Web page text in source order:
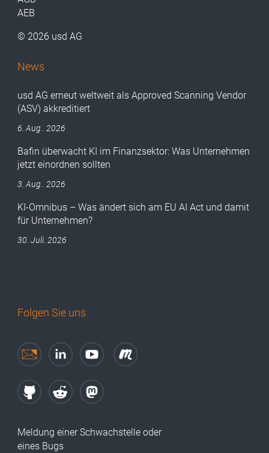
AEB
© 2026 usd AG
News
usd AG erneut weltweit als Approved Scanning Vendor
(ASV) akkreditiert
6. Aug.. 2026
Bafin überwacht KI im Finanzsektor: Was Unternehmen
jetzt einordnen sollten
3. Aug.. 2026
KI-Omnibus – Was ändert sich am EU AI Act und damit
für Unternehmen?
30. Juli. 2026
Folgen Sie uns
Meldung einer Schwachstelle oder
eines Bugs